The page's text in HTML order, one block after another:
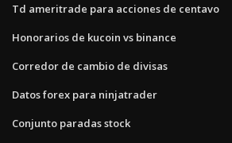
Td ameritrade para acciones de centavo
Honorarios de kucoin vs binance
Corredor de cambio de divisas
Datos forex para ninjatrader
Conjunto paradas stock